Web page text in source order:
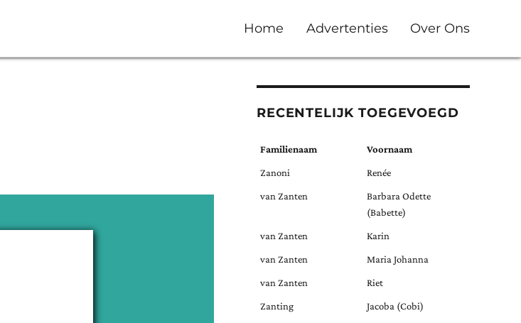
Home Advertenties Over Ons
RECENTELIJK TOEGEVOEGD
Familienaam Voornaam
Zanoni Renée
van Zanten
Barbara Odette
(Babette)
van Zanten Karin
van Zanten Maria Johanna
van Zanten Riet
Zanting Jacoba (Cobi)